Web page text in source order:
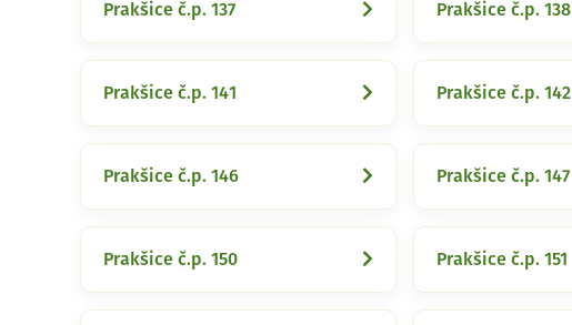
Prakšice č.p. 137 Prakšice č.p. 138
Prakšice č.p. 141 Prakšice č.p. 142
Prakšice č.p. 146 Prakšice č.p. 147
Prakšice č.p. 150 Prakšice č.p. 151